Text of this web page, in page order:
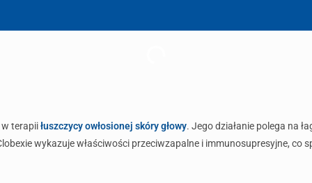
terapiiłuszczycy owłosionej skóry głowy. Jego działanie polega na
wykazuje właściwości przeciwzapalne i immunosupresyjne, co